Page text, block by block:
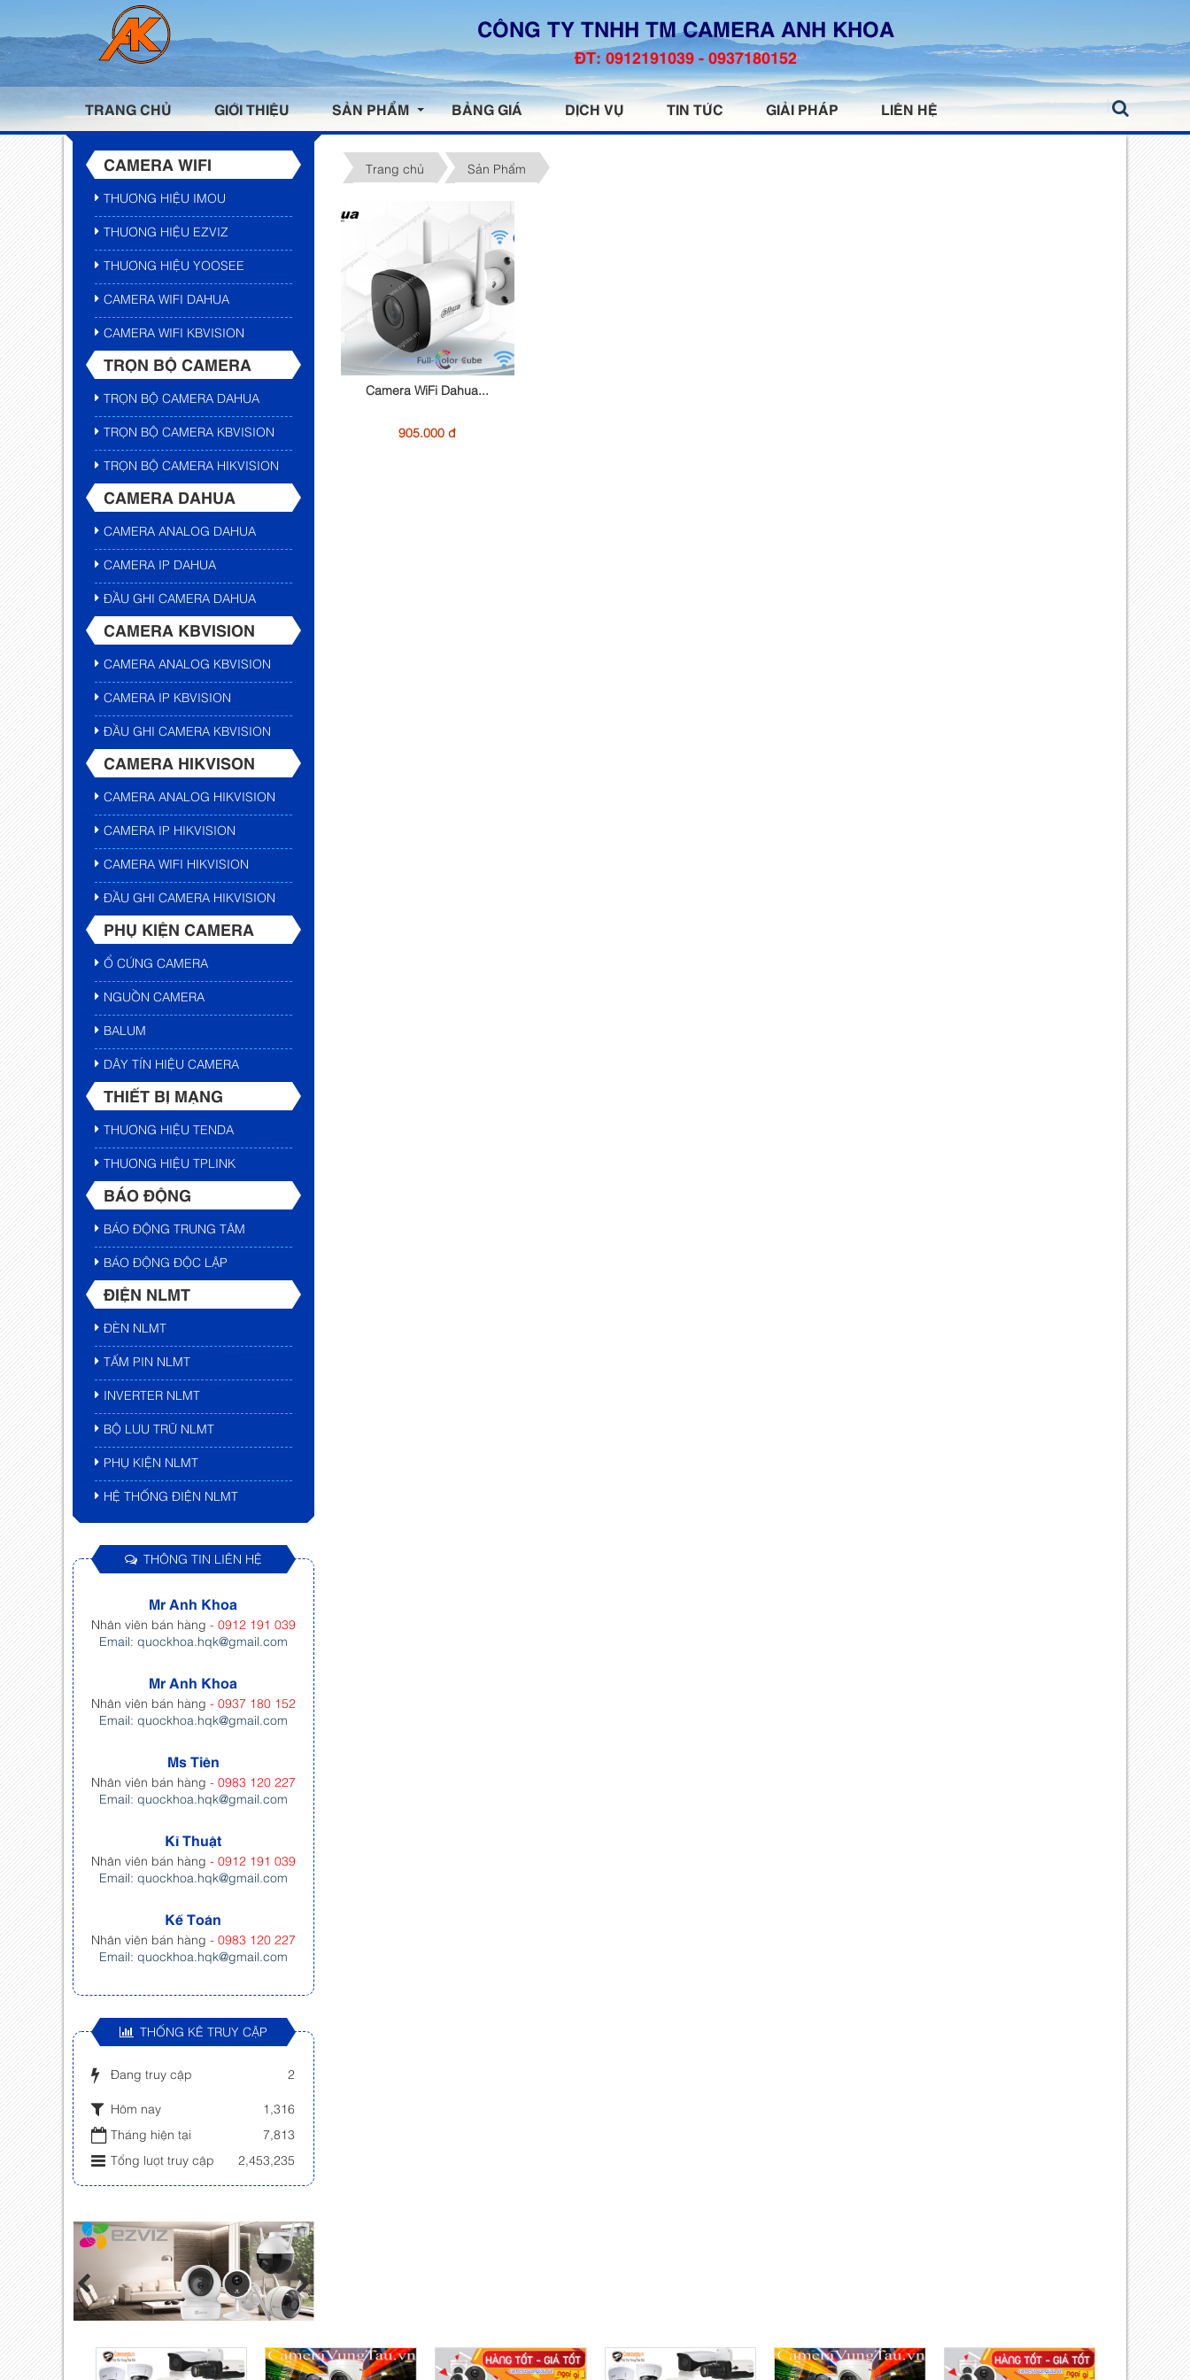
CÔNG TY TNHH TM CAMERA ANH KHOA
ĐT: 0912191039 - 0937180152
TRANG CHỦ GIỚI THIỆU SẢN PHẨM BẢNG GIÁ DỊCH VỤ TIN TỨC GIẢI PHÁP LIÊN HỆ
Trang chủ Sản Phẩm
Camera WiFi Dahua...
905.000 đ
CAMERA WIFI
THƯƠNG HIỆU IMOU
THƯƠNG HIỆU EZVIZ
THƯƠNG HIỆU YOOSEE
CAMERA WIFI DAHUA
CAMERA WIFI KBVISION
TRỌN BỘ CAMERA
TRỌN BỘ CAMERA DAHUA
TRỌN BỘ CAMERA KBVISION
TRỌN BỘ CAMERA HIKVISION
CAMERA DAHUA
CAMERA ANALOG DAHUA
CAMERA IP DAHUA
ĐẦU GHI CAMERA DAHUA
CAMERA KBVISION
CAMERA ANALOG KBVISION
CAMERA IP KBVISION
ĐẦU GHI CAMERA KBVISION
CAMERA HIKVISON
CAMERA ANALOG HIKVISION
CAMERA IP HIKVISION
CAMERA WIFI HIKVISION
ĐẦU GHI CAMERA HIKVISION
PHỤ KIỆN CAMERA
Ổ CỨNG CAMERA
NGUỒN CAMERA
BALUM
DÂY TÍN HIỆU CAMERA
THIẾT BỊ MẠNG
THƯƠNG HIỆU TENDA
THƯƠNG HIỆU TPLINK
BÁO ĐỘNG
BÁO ĐỘNG TRUNG TÂM
BÁO ĐỘNG ĐỘC LẬP
ĐIỆN NLMT
ĐÈN NLMT
TẤM PIN NLMT
INVERTER NLMT
BỘ LƯU TRỮ NLMT
PHỤ KIỆN NLMT
HỆ THỐNG ĐIỆN NLMT
THÔNG TIN LIÊN HỆ
Mr Anh Khoa
Nhân viên bán hàng - 0912 191 039
Email: quockhoa.hqk@gmail.com
Mr Anh Khoa
Nhân viên bán hàng - 0937 180 152
Email: quockhoa.hqk@gmail.com
Ms Tiên
Nhân viên bán hàng - 0983 120 227
Email: quockhoa.hqk@gmail.com
Kĩ Thuật
Nhân viên bán hàng - 0912 191 039
Email: quockhoa.hqk@gmail.com
Kế Toán
Nhân viên bán hàng - 0983 120 227
Email: quockhoa.hqk@gmail.com
THỐNG KÊ TRUY CẬP
Đang truy cập 2
Hôm nay
1,316
Tháng hiện tại
7,813
Tổng lượt truy cập
2,453,235